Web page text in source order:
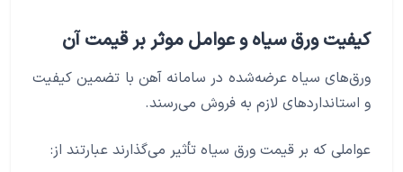
کیفیت ورق سیاه و عوامل موثر بر قیمت آن
ورق‌های سیاه عرضه‌شده در سامانه آهن با تضمین کیفیت
و استانداردهای لازم به فروش می‌رسند.
عواملی که بر قیمت ورق سیاه تأثیر می‌گذارند عبارتند از: